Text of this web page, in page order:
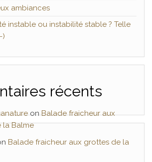
ambiances
instable ou instabilité stable ? Telle
)
récents
onBalade fraicheur aux
la Balme
Balade fraicheur aux grottes de la